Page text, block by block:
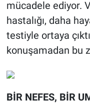
mücadele ediyor.
hastalığı, daha
testiyle ortaya
konuşamadan bu
BİR NEFES, BİR